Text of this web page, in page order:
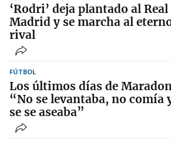
‘Rodri’ deja plantado al Real
Madrid y se marcha al
rival
FÚTBOL
Los últimos días de
“No se levantaba, no comía
se se aseaba”